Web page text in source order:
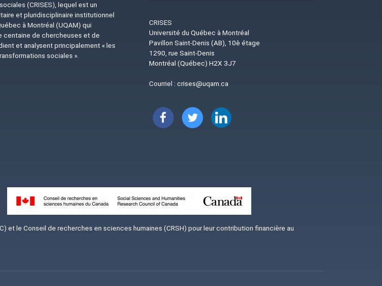
(CRISES), lequel est un
et pluridisciplinaire institutionnel
à Montréal (UQAM) qui
centaine de chercheuses et de
et analysent principalement « les
sociales ».
CRISES
Université du Québec à Montréal
Pavillon Saint-Denis (AB), 10è étage
1290, rue Saint-Denis
Montréal (Québec) H2X 3J7
Courriel :crises@uqam.ca
Image Image Image
Image
et le Conseil de recherches en sciences humaines (CRSH) pour leur contribution financière au